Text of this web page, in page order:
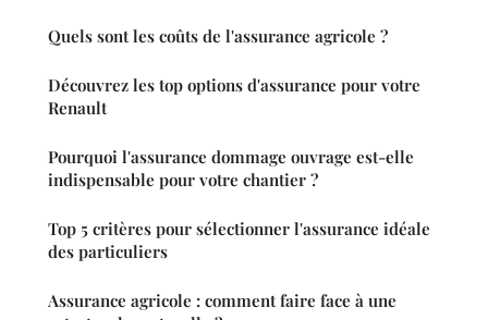
Quels sont les coûts de l'assurance agricole ?
Découvrez les top options d'assurance pour votre
Renault
Pourquoi l'assurance dommage ouvrage est-elle
indispensable pour votre chantier ?
Top 5 critères pour sélectionner l'assurance idéale
des particuliers
Assurance agricole : comment faire face à une